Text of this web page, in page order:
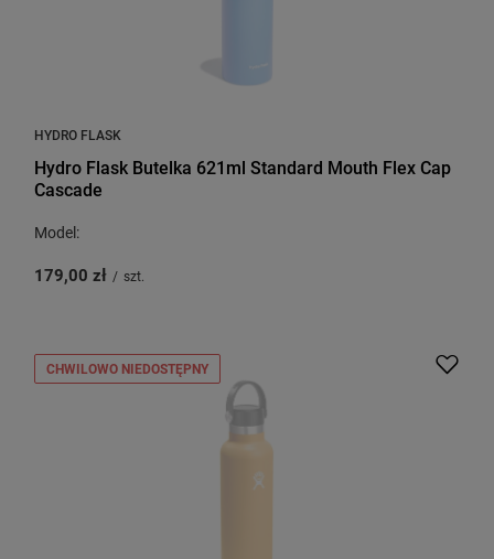
HYDRO FLASK
Hydro Flask Butelka 621ml Standard Mouth Flex Cap
Cascade
Model:
179,00 zł / szt.
CHWILOWO NIEDOSTĘPNY